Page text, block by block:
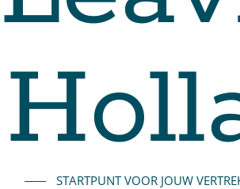
STARTPUNT VOOR JOUW